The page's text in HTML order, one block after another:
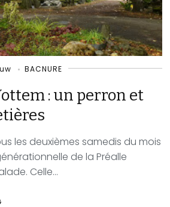
BACNURE
: un perron et
les deuxièmes samedis du mois
de la Préalle
Celle...